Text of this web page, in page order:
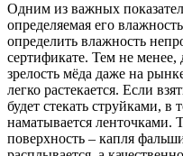
Одним из важных
определяемая его
определить влажность
сертификате. Тем не менее,
зрелость мёда даже на
легко растекается. Если
будет стекать струйками, в
наматывается ленточками.
поверхность – капля